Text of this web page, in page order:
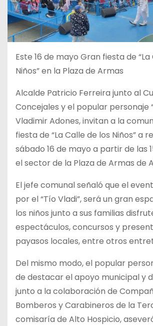
Este 16 de mayo Gran fiesta de
Niños” en la Plaza de Armas
Alcalde Patricio Ferreira junto al
Concejales y el popular personaje
Vladimir Adones, invitan a la
fiesta de “La Calle de los Niños” a
sábado 16 de mayo a partir de las
el sector de la Plaza de Armas de
El jefe comunal señaló que el
por el “Tío Vladi”, será un gran
los niños junto a sus familias
espectáculos, concursos y
payasos locales, entre otros
Del mismo modo, el popular
de destacar el apoyo municipal y
junto a la colaboración de
Bomberos y Carabineros de la
comisaría de Alto Hospicio,